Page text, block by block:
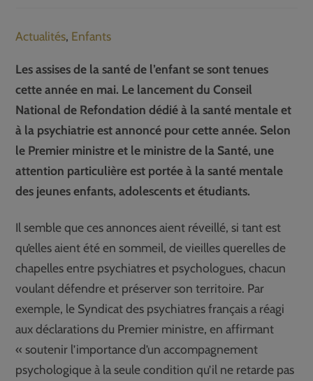
Actualités, Enfants
Les assises de la santé de l’enfant se sont tenues
cette année en mai. Le lancement du Conseil
National de Refondation dédié à la santé mentale et
à la psychiatrie est annoncé pour cette année. Selon
le Premier ministre et le ministre de la Santé, une
attention particulière est portée à la santé mentale
des jeunes enfants, adolescents et étudiants.
Il semble que ces annonces aient réveillé, si tant est
qu’elles aient été en sommeil, de vieilles querelles de
chapelles entre psychiatres et psychologues, chacun
voulant défendre et préserver son territoire. Par
exemple, le Syndicat des psychiatres français a réagi
aux déclarations du Premier ministre, en affirmant
« soutenir l’importance d’un accompagnement
psychologique à la seule condition qu’il ne retarde pas